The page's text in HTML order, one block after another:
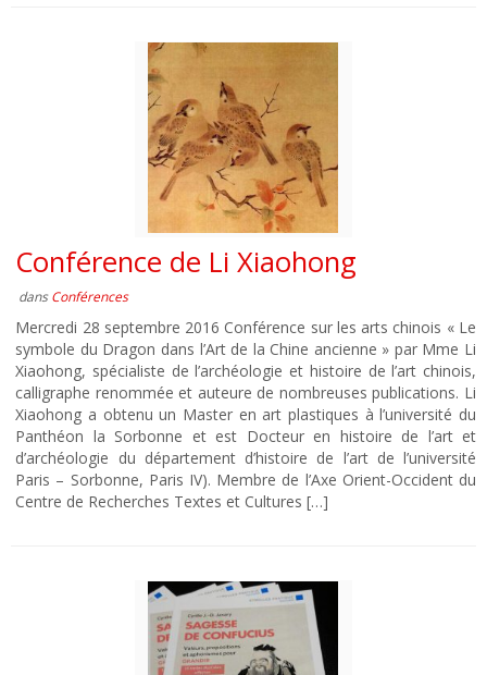
Conférence de Li Xiaohong
dansConférences
Mercredi 28 septembre 2016 Conférence sur les arts chinois « Le
symbole du Dragon dans l’Art de la Chine ancienne » par Mme Li
Xiaohong, spécialiste de l’archéologie et histoire de l’art chinois,
calligraphe renommée et auteure de nombreuses publications. Li
Xiaohong a obtenu un Master en art plastiques à l’université du
Panthéon la Sorbonne et est Docteur en histoire de l’art et
d’archéologie du département d’histoire de l’art de l’université
Paris – Sorbonne, Paris IV). Membre de l’Axe Orient-Occident du
Centre de Recherches Textes et Cultures […]